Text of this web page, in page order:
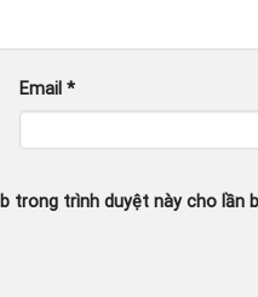
Email*
trong trình duyệt này cho lần